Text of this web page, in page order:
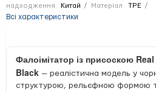
надходження
Китай Матеріал TPE
Всі характеристики
Фалоімітатор із присоскою
Black — реалістична модель у
структурою, рельєфною формою